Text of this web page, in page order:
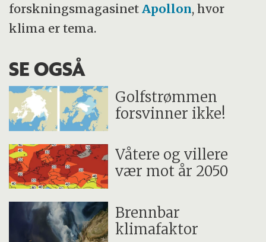
forskningsmagasinetApollon, hvor
klima er tema.
SE OGSÅ
Golfstrømmen
forsvinner ikke!
Våtere og villere
vær mot år 2050
Brennbar
klimafaktor